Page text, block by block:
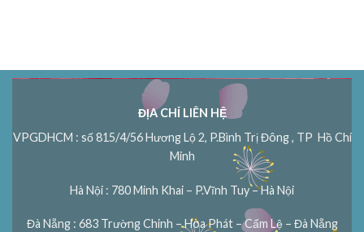
ĐỊA CHỈ LIÊN HỆ
VPGDHCM : số 815/4/56 Hương Lộ 2, P.Bình Trị Đông , TP Hồ Chí
Minh
Hà Nội : 780 Minh Khai – P.Vĩnh Tuy – Hà Nội
Đà Nẵng : 683 Trường Chinh – Hòa Phát – Cẩm Lệ – Đà Nẵng